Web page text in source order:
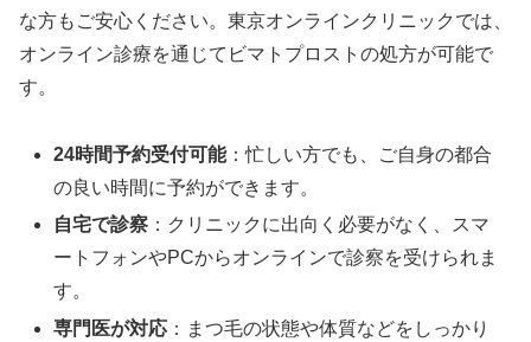
な方もご安心ください。東京オンラインクリニックでは、
オンライン診療を通じてビマトプロストの処方が可能で
す。
24時間予約受付可能：忙しい方でも、ご自身の都合
の良い時間に予約ができます。
自宅で診察 ：クリニックに出向く必要がなく、スマ
ートフォンやPCからオンラインで診察を受けられま
す。
専門医が対応 ：まつ毛の状態や体質などをしっかり